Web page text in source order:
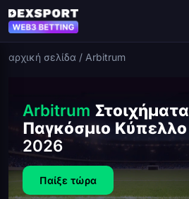
αρχική σελίδα / Arbitrum
Arbitrum Στοιχήματα
Παγκόσμιο Κύπελλο
2026
Παίξε τώρα